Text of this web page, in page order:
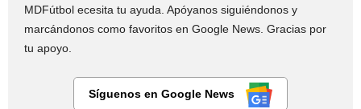
MDFútbol ecesita tu ayuda. Apóyanos siguiéndonos y
marcándonos como favoritos en Google News. Gracias por
tu apoyo.
Síguenos en Google News